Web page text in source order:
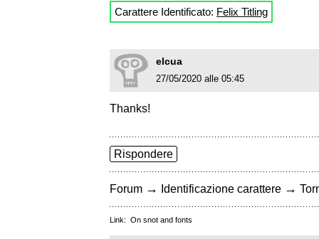
Carattere Identificato: Felix Titling
elcua
27/05/2020 alle 05:45
Thanks!
Rispondere
Forum → Identificazione carattere →
Link: On snot and fonts